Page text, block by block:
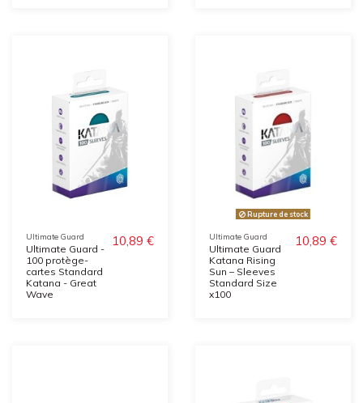
Ultimate Guard
Ultimate Guard -
100 protège-
cartes Standard
Katana - Great
Wave
10,89 €
Rupture de stock
Ultimate Guard
Ultimate Guard
Katana Rising
Sun – Sleeves
Standard Size
x100
10,89 €